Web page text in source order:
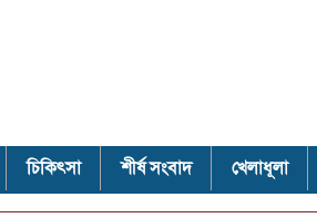
চিকিৎসা শীর্ষ সংবাদ খেলাধূলা